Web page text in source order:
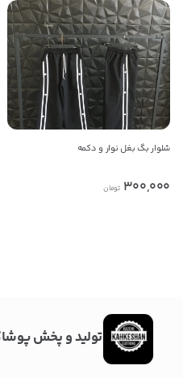
شلوار بگ بغل نوار و دکمه
300,000 تومان
تولید و پخش